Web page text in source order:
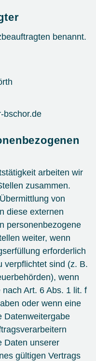
benannt.
bschor.de
arbeiten wir
zusammen.
von
diese externen
personenbezogene
weiter, wenn
erforderlich
verpflichtet sind (z. B.
wenn
Art. 6 Abs. 1 lit. f
oder wenn eine
Datenweitergabe
Daten unserer
gültigen Vertrags